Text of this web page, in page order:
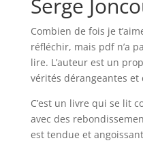
Serge
Combien de fois je
réfléchir, mais pdf n’a
lire. L’auteur est un
vérités dérangeantes
C’est un livre qui se lit
avec des
est tendue et